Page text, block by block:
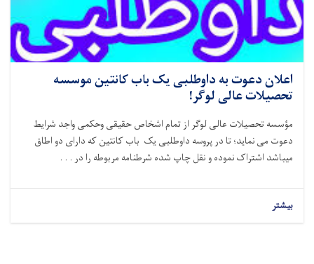
اعلان دعوت به داوطلبی یک باب کانتین موسسه
تحصیلات عالی لوگر!
مؤسسه تحصیلات عالی لوگر از تمام اشخاص حقیقی وحکمی واجد شرایط
دعوت می نماید؛ تا در پروسه داوطلبی یک باب کانتین که دارای دو اطاق
میباشد اشتراک نموده و نقل چاپ شده شرطنامه مربوطه را در . . .
بیشتر